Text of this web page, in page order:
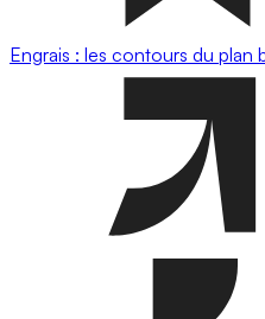
Engrais : les contours du plan